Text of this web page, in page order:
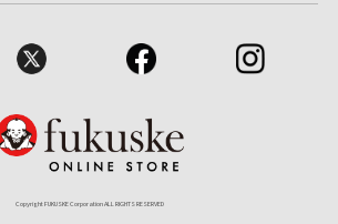
Copyright FUKUSKE Corporation ALL RIGHTS RESERVED